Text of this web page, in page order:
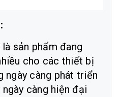
là sản phẩm đang
cho các thiết bị
ngày càng phát triển
càng hiện đại